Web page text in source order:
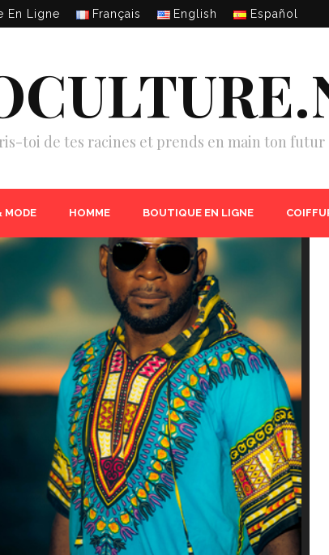
En Ligne Français English Español
toi de tes racines et prends en main ton futur
MODE HOMME BOUTIQUE EN LIGNE